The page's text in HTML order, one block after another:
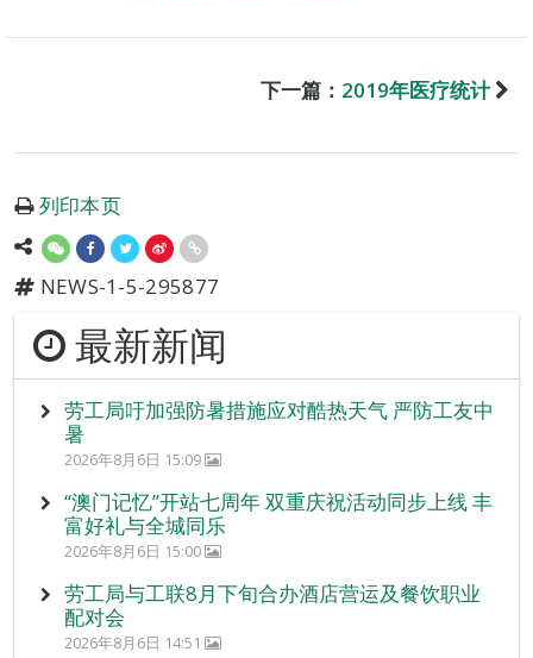
下一篇： 2019年医疗统计
列印本页
NEWS-1-5-295877
最新新闻
劳工局吁加强防暑措施应对酷热天气 严防工友中
暑
2026年8月6日 15:09
“澳门记忆”开站七周年 双重庆祝活动同步上线 丰
富好礼与全城同乐
2026年8月6日 15:00
劳工局与工联8月下旬合办酒店营运及餐饮职业
配对会
2026年8月6日 14:51